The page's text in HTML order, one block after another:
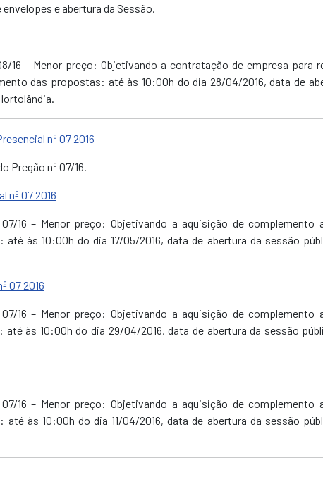
e abertura da Sessão.
16 – Menor preço: Objetivando a contratação de empresa
das propostas: até às 10:00h do dia 28/04/2016, data de
nº 07 2016
Pregão nº 07/16.
nº 07 2016
16 – Menor preço: Objetivando a aquisição de
às 10:00h do dia 17/05/2016, data de abertura da sessão
07 2016
16 – Menor preço: Objetivando a aquisição de
às 10:00h do dia 29/04/2016, data de abertura da sessão
16 – Menor preço: Objetivando a aquisição de
às 10:00h do dia 11/04/2016, data de abertura da sessão